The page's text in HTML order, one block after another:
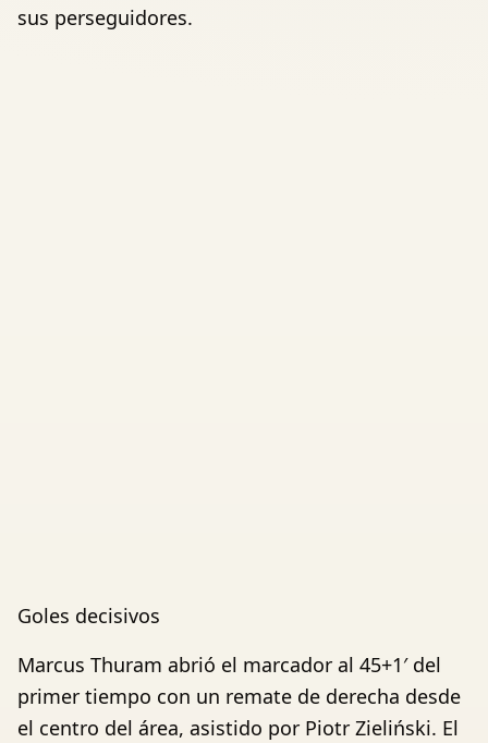
sus perseguidores.
Goles decisivos
Marcus Thuram abrió el marcador al 45+1′ del
primer tiempo con un remate de derecha desde
el centro del área, asistido por Piotr Zieliński. El